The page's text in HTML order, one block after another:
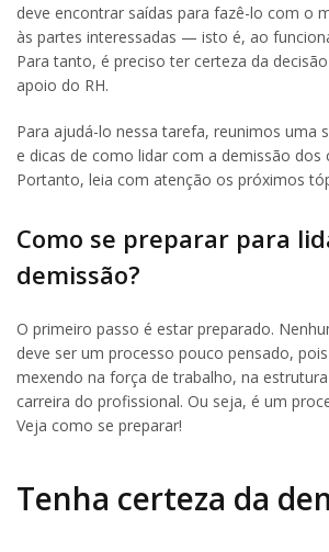
deve encontrar saídas para fazê-lo com o
às partes interessadas — isto é, ao
Para tanto, é preciso ter certeza da
apoio do RH.
Para ajudá-lo nessa tarefa, reunimos uma
e dicas de como lidar com a demissão dos
Portanto, leia com atenção os próximos
Como se preparar para
demissão?
O primeiro passo é estar preparado.
deve ser um processo pouco pensado,
mexendo na força de trabalho, na
carreira do profissional. Ou seja, é um
Veja como se preparar!
Tenha certeza da